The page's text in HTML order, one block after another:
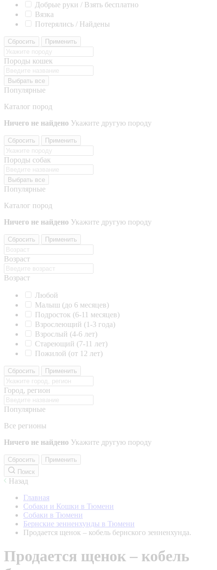
Добрые руки / Взять бесплатно
Вязка
Потерялись / Найдены
Сбросить Применить
Породы кошек
Выбрать все
Популярные
Каталог пород
Ничего не найдено Укажите другую породу
Сбросить Применить
Породы собак
Выбрать все
Популярные
Каталог пород
Ничего не найдено Укажите другую породу
Сбросить Применить
Возраст
Возраст
Любой
Малыш (до 6 месяцев)
Подросток (6-11 месяцев)
Взрослеющий (1-3 года)
Взрослый (4-6 лет)
Стареющий (7-11 лет)
Пожилой (от 12 лет)
Сбросить Применить
Город, регион
Популярные
Все регионы
Ничего не найдено Укажите другую породу
Сбросить
Применить
Поиск
Назад
Главная
Собаки и Кошки в Тюмени
Собаки в Тюмени
Бернские зенненхунды в Тюмени
Продается щенок – кобель бернского зенненхунда.
Продается щенок – кобель